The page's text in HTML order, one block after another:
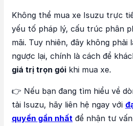
Không thể mua xe Isuzu trực
yếu tố pháp lý, cấu trúc phân
mãi. Tuy nhiên, đây không phải
ngược lại, chính là cách để
giá trị trọn gói khi mua xe.
👉 Nếu bạn đang tìm hiểu về
tải Isuzu, hãy liên hệ ngay với
quyền gần nhất để nhận tư